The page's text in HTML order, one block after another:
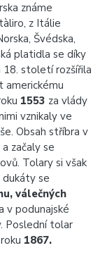
známe
z Itálie
Švédska,
platidla se díky
18. století rozšířila
americkému
1553 za vlády
vznikaly ve
Obsah stříbra v
začaly se
Tolary si však
se
válečných
v podunajské
Poslední tolar
1867.